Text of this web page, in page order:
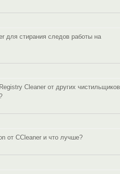
для стирания следов работы на
Cleaner от других чистильщиков
от CCleaner и что лучше?